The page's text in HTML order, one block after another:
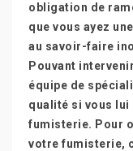
obligation de
que vous ayez
au savoir-faire
Pouvant
équipe de
qualité si vous
fumisterie. Pour
votre fumisterie,